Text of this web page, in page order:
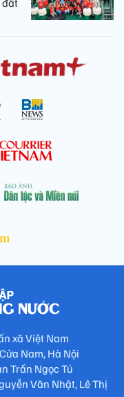
đất
xã Việt Nam
Nam, Hà Nội
Trần Ngọc Tú
Văn Nhật, Lê Thị